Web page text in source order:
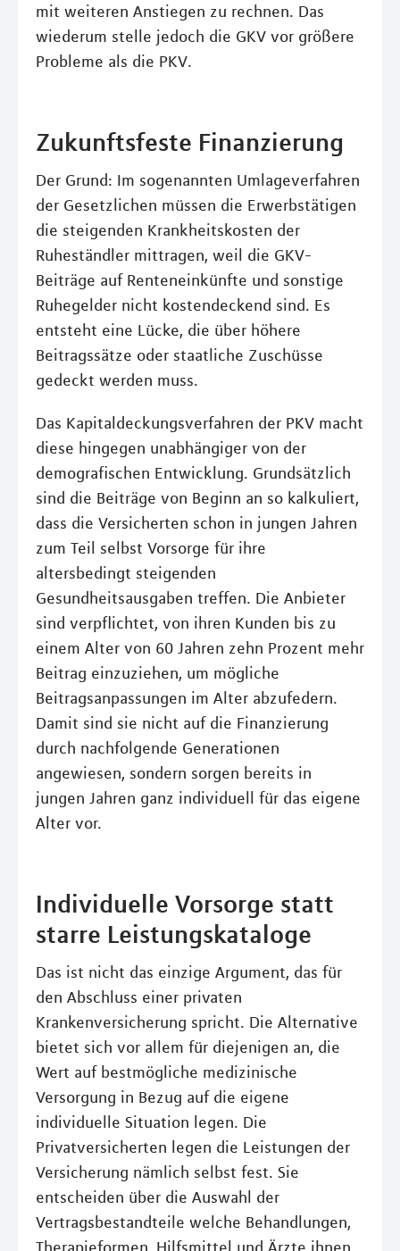
mit weiteren Anstiegen zu rechnen. Das
wiederum stelle jedoch die GKV vor größere
Probleme als die PKV.
Zukunftsfeste Finanzierung
Der Grund: Im sogenannten Umlageverfahren
der Gesetzlichen müssen die Erwerbstätigen
die steigenden Krankheitskosten der
Ruheständler mittragen, weil die GKV-
Beiträge auf Renteneinkünfte und sonstige
Ruhegelder nicht kostendeckend sind. Es
entsteht eine Lücke, die über höhere
Beitragssätze oder staatliche Zuschüsse
gedeckt werden muss.
Das Kapitaldeckungsverfahren der PKV macht
diese hingegen unabhängiger von der
demografischen Entwicklung. Grundsätzlich
sind die Beiträge von Beginn an so kalkuliert,
dass die Versicherten schon in jungen Jahren
zum Teil selbst Vorsorge für ihre
altersbedingt steigenden
Gesundheitsausgaben treffen. Die Anbieter
sind verpflichtet, von ihren Kunden bis zu
einem Alter von 60 Jahren zehn Prozent mehr
Beitrag einzuziehen, um mögliche
Beitragsanpassungen im Alter abzufedern.
Damit sind sie nicht auf die Finanzierung
durch nachfolgende Generationen
angewiesen, sondern sorgen bereits in
jungen Jahren ganz individuell für das eigene
Alter vor.
Individuelle Vorsorge statt
starre Leistungskataloge
Das ist nicht das einzige Argument, das für
den Abschluss einer privaten
Krankenversicherung spricht. Die Alternative
bietet sich vor allem für diejenigen an, die
Wert auf bestmögliche medizinische
Versorgung in Bezug auf die eigene
individuelle Situation legen. Die
Privatversicherten legen die Leistungen der
Versicherung nämlich selbst fest. Sie
entscheiden über die Auswahl der
Vertragsbestandteile welche Behandlungen,